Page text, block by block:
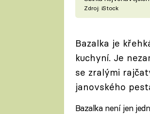
Zdroj: iStock
Bazalka je
kuchyní. Je
se zralými
janovského
Bazalka není jen